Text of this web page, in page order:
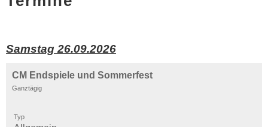
Samstag 26.09.2026
CM Endspiele und Sommerfest
Ganztägig
Typ